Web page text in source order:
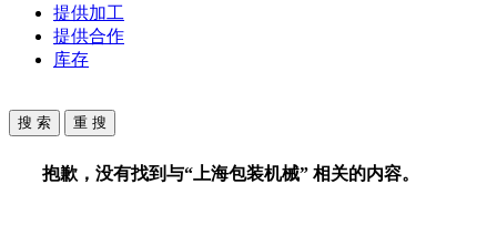
提供加工
提供合作
库存
抱歉，没有找到与“ 上海包装机械” 相关的内容。